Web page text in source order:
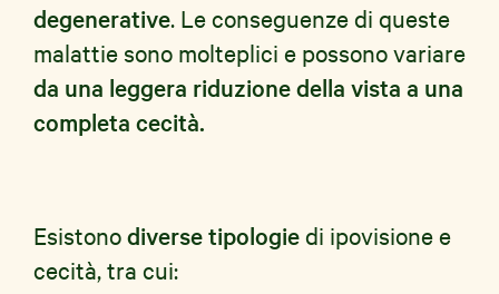
degenerative. Le conseguenze di queste
malattie sono molteplici e possono variare
da una leggera riduzione della vista a una
completa cecità.
Esistonodiverse tipologiedi ipovisione e
cecità, tra cui: